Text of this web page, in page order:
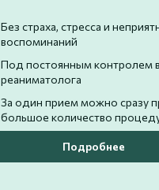
Без страха, стресса и
воспоминаний
Под постоянным контролем
реаниматолога
За один прием можно сразу
большое количество
Подробнее